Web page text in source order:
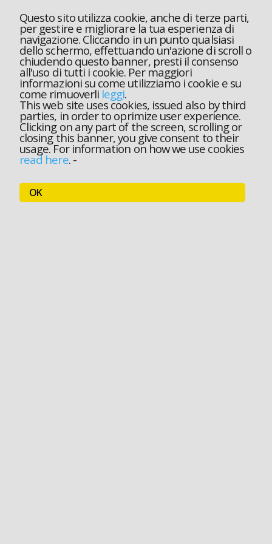
Questo sito utilizza cookie, anche di terze parti,
per gestire e migliorare la tua esperienza di
navigazione. Cliccando in un punto qualsiasi
dello schermo, effettuando un'azione di scroll o
chiudendo questo banner, presti il consenso
all'uso di tutti i cookie. Per maggiori
informazioni su come utilizziamo i cookie e su
come rimuoverli leggi.
This web site uses cookies, issued also by third
parties, in order to oprimize user experience.
Clicking on any part of the screen, scrolling or
closing this banner, you give consent to their
usage. For information on how we use cookies
read here.-
OK